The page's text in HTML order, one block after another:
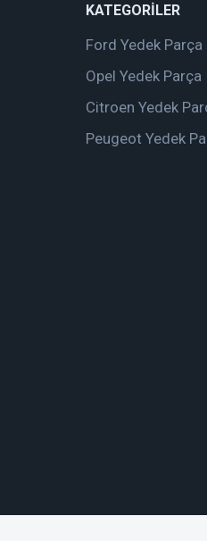
KATEGORİLER
Ford Yedek Parça
Opel Yedek Parça
Citroen Yedek
Peugeot Yedek